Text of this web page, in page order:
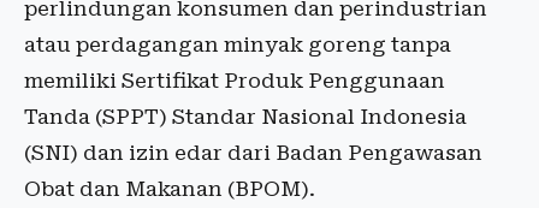
perlindungan konsumen dan perindustrian
atau perdagangan minyak goreng tanpa
memiliki Sertifikat Produk Penggunaan
Tanda (SPPT) Standar Nasional Indonesia
(SNI) dan izin edar dari Badan Pengawasan
Obat dan Makanan (BPOM).